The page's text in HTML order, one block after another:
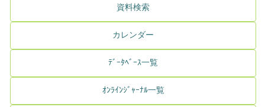
資料検索
カレンダー
ﾃﾞｰﾀﾍﾞｰｽ一覧
ｵﾝﾗｲﾝｼﾞｬｰﾅﾙ一覧